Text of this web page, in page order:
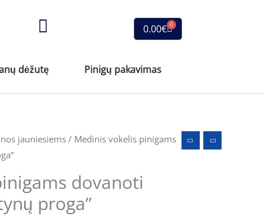
0.00€ 0
Cart
dėžutę Pinigų pakavimas
jauniesiems / Medinis vokelis pinigams
dovanoti
proga”